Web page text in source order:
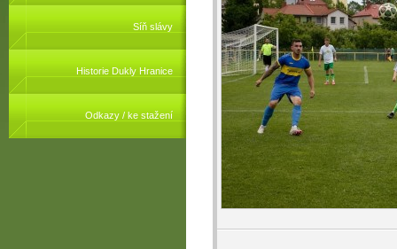
Síň slávy
Historie Dukly Hranice
Odkazy / ke stažení